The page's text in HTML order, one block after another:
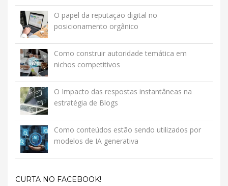
O papel da reputação digital no
posicionamento orgânico
Como construir autoridade temática em
nichos competitivos
O Impacto das respostas instantâneas na
estratégia de Blogs
Como conteúdos estão sendo utilizados por
modelos de IA generativa
CURTA NO FACEBOOK!